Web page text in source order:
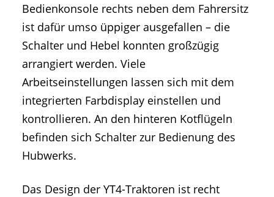
Bedienkonsole rechts neben dem Fahrersitz
ist dafür umso üppiger ausgefallen – die
Schalter und Hebel konnten großzügig
arrangiert werden. Viele
Arbeitseinstellungen lassen sich mit dem
integrierten Farbdisplay einstellen und
kontrollieren. An den hinteren Kotflügeln
befinden sich Schalter zur Bedienung des
Hubwerks.
Das Design der YT4-Traktoren ist recht